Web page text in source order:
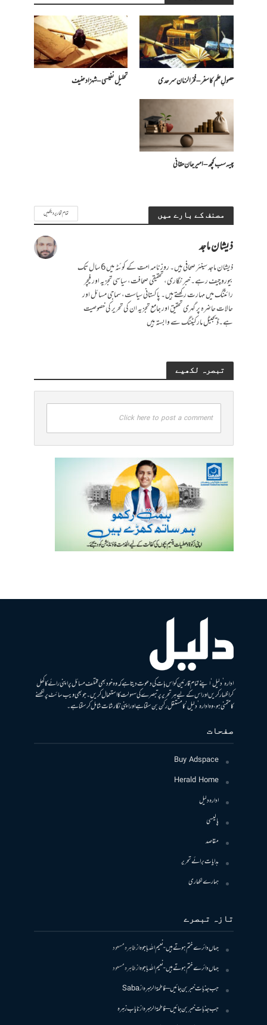
حصولِ علم کا سفر – فخرالزمان سرحدی تحلیل نفیسی – شہزاد حنیف
پیسہ سب کچھ – امیرجان حقانی
مصنف کے بارے میں تمام تحاریر دیکھیں
ذیشان ماجد
ذیشان ماجد سینئر صحافی ہیں۔ روزنامہ امت کے کوئٹہ میں 6 سال تک
بیورو چیف رہے۔ خبر نگاری، تحقیقی صحافت، سیاسی تجزیہ اور فیچر
رائٹنگ میں مہارت رکھتے ہیں۔ پاکستانی سیاست، سماجی مسائل اور
حالات حاضرہ پر گہری تحقیق اور جامع تجزیہ ان کی تحریر کی خصوصیت
ہے۔ڈیجیٹل مارکیٹنگ سے وابستہ ہیں
تبصرہ لکھیے
Click here to post a comment
ادارہ ’دلیل‘ اپنے تمام قارئین کو اس بات کی دعوت دیتا ہے کہ وہ خود بھی مختلف مسائل پر اپنی رائے کا کھل
کر اظہار کریں اور اس کے لیے ہر تحریر پر تبصرے کی سہولت کا استعمال کریں۔ جو بھی ویب سائٹ پر لکھنے
کا متمنی ہو، وہ ادارہ ’دلیل‘ کا مستقل رکن بن سکتا ہے اور اپنی نگارشات شامل کرسکتا ہے۔
صفحات
Buy Adspace
Herald Home
ادارہ دلیل
پالیسی
مقاصد
ہدایات برائے تحریر
ہمارے لکھاری
تازہ تبصرے
جہاں دائرے ختم ہوتے ہیں- نعیم اللہ باجوہازطاہرہ مسعود
جہاں دائرے ختم ہوتے ہیں- نعیم اللہ باجوہازطاہرہ مسعود
جب جذبات خبر بن جائیں – فاطمۃالزہرہازSaba
جب جذبات خبر بن جائیں – فاطمۃالزہرہازنایاب زہرہ